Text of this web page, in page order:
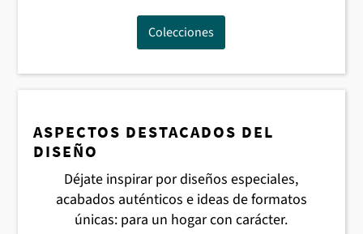
Colecciones
ASPECTOS DESTACADOS DEL
DISEÑO
Déjate inspirar por diseños especiales,
acabados auténticos e ideas de formatos
únicas: para un hogar con carácter.